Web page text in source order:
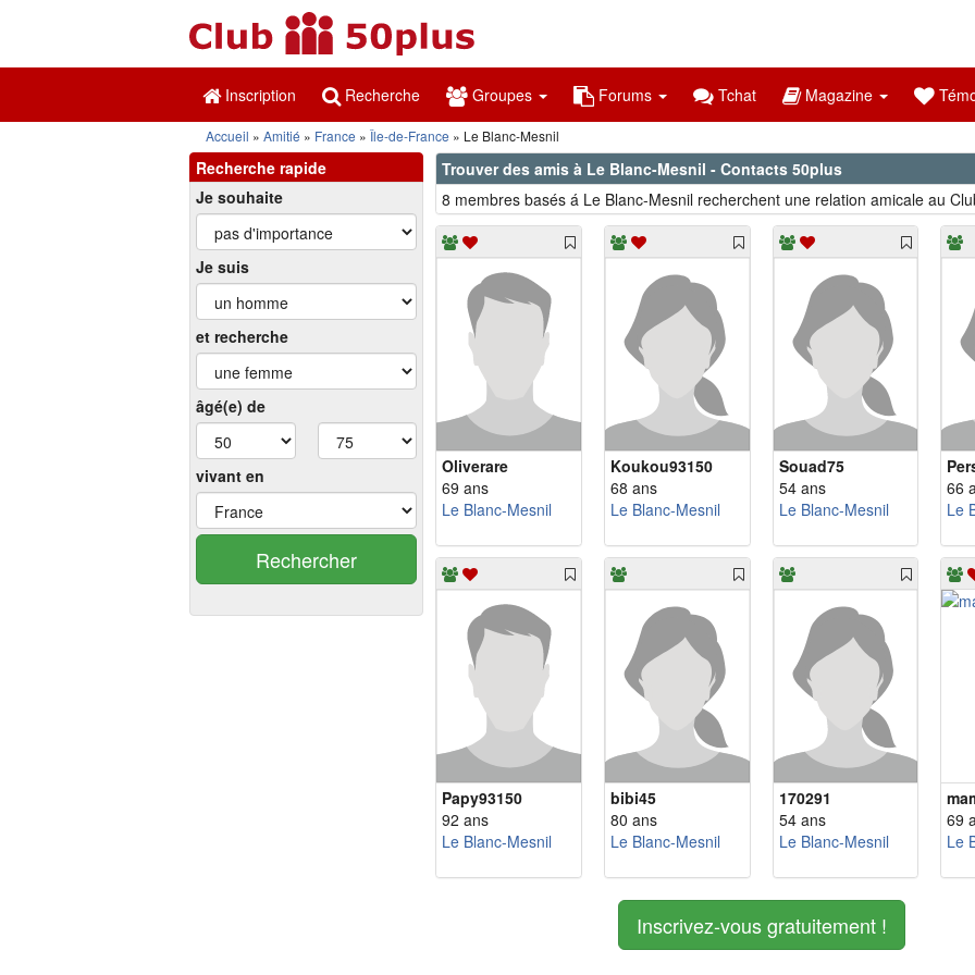
Inscription Recherche Groupes Forums Tchat Magazine
Accueil Amitié France Île-de-France Le Blanc-Mesnil
Recherche rapide
Je souhaite
Je suis
et recherche
âgé(e) de
vivant en
Rechercher
Trouver des amis à Le Blanc-Mesnil - Contacts 50plus
8 membres basés á Le Blanc-Mesnil recherchent une relation amicale au
Oliverare
69 ans
Le Blanc-Mesnil
Koukou93150
68 ans
Le Blanc-Mesnil
Souad75
54 ans
Le Blanc-Mesnil
66
Le
Papy93150
92 ans
Le Blanc-Mesnil
bibi45
80 ans
Le Blanc-Mesnil
170291
54 ans
Le Blanc-Mesnil
69
Le
Inscrivez-vous gratuitement !